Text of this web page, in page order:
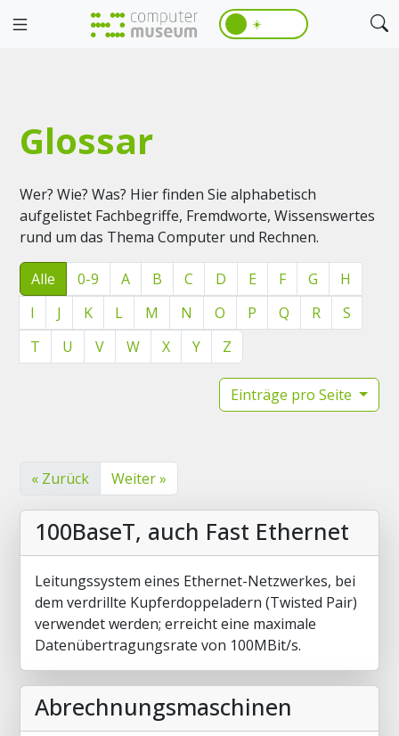
☀️
Glossar
Wer? Wie? Was? Hier finden Sie alphabetisch
aufgelistet Fachbegriffe, Fremdworte, Wissenswertes
rund um das Thema Computer und Rechnen.
Alle 0-9 A B C D E F G
H
I
J K L M N O P Q R
S
T
U V W X Y Z
Einträge pro Seite
« Zurück Weiter »
100BaseT, auch Fast Ethernet
Leitungssystem eines Ethernet-Netzwerkes, bei
dem verdrillte Kupferdoppeladern (Twisted Pair)
verwendet werden; erreicht eine maximale
Datenübertragungsrate von 100MBit/s.
Abrechnungsmaschinen